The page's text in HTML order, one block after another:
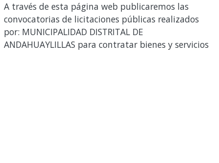
A través de esta página web publicaremos las
convocatorias de licitaciones públicas realizados
por: MUNICIPALIDAD DISTRITAL DE
ANDAHUAYLILLAS para contratar bienes y servicios